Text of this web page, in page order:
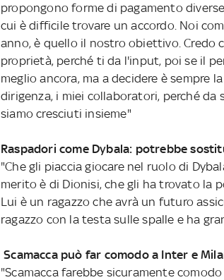
propongono forme di pagamento
cui è difficile trovare un accordo. Noi
anno, è quello il nostro obiettivo.
proprietà, perché ti da l'input, poi se il
meglio ancora, ma a decidere è sempre
dirigenza, i miei collaboratori, perché
siamo cresciuti insieme"
Raspadori come Dybala: potrebbe
"Che gli piaccia giocare nel ruolo di
merito è di Dionisi, che gli ha trovato la
Lui è un ragazzo che avrà un futuro
ragazzo con la testa sulle spalle e ha
Scamacca può far comodo a Inter e
"Scamacca farebbe sicuramente